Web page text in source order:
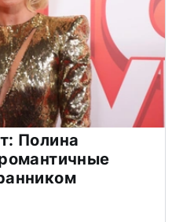
Полина